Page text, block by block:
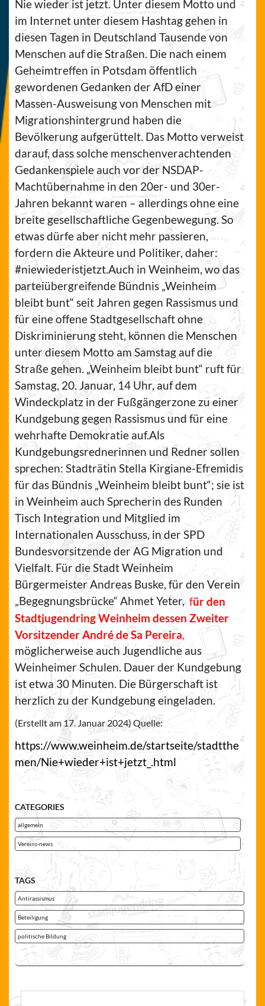
Nie wieder ist jetzt. Unter diesem Motto und
im Internet unter diesem Hashtag gehen in
diesen Tagen in Deutschland Tausende von
Menschen auf die Straßen. Die nach einem
Geheimtreffen in Potsdam öffentlich
gewordenen Gedanken der AfD einer
Massen-Ausweisung von Menschen mit
Migrationshintergrund haben die
Bevölkerung aufgerüttelt. Das Motto verweist
darauf, dass solche menschenverachtenden
Gedankenspiele auch vor der NSDAP-
Machtübernahme in den 20er- und 30er-
Jahren bekannt waren – allerdings ohne eine
breite gesellschaftliche Gegenbewegung. So
etwas dürfe aber nicht mehr passieren,
fordern die Akteure und Politiker, daher:
#niewiederistjetzt.Auch in Weinheim, wo das
parteiübergreifende Bündnis „Weinheim
bleibt bunt“ seit Jahren gegen Rassismus und
für eine offene Stadtgesellschaft ohne
Diskriminierung steht, können die Menschen
unter diesem Motto am Samstag auf die
Straße gehen. „Weinheim bleibt bunt“ ruft für
Samstag, 20. Januar, 14 Uhr, auf dem
Windeckplatz in der Fußgängerzone zu einer
Kundgebung gegen Rassismus und für eine
wehrhafte Demokratie auf.Als
Kundgebungsrednerinnen und Redner sollen
sprechen: Stadträtin Stella Kirgiane-Efremidis
für das Bündnis „Weinheim bleibt bunt“; sie ist
in Weinheim auch Sprecherin des Runden
Tisch Integration und Mitglied im
Internationalen Ausschuss, in der SPD
Bundesvorsitzende der AG Migration und
Vielfalt. Für die Stadt Weinheim
Bürgermeister Andreas Buske, für den Verein
„Begegnungsbrücke“ Ahmet Yeter, für den
Stadtjugendring Weinheim dessen Zweiter
Vorsitzender André de Sa Pereira
möglicherweise auch Jugendliche aus
Weinheimer Schulen. Dauer der Kundgebung
ist etwa 30 Minuten. Die Bürgerschaft ist
herzlich zu der Kundgebung eingeladen.
(Erstellt am 17. Januar 2024) Quelle:
https://www.weinheim.de/startseite/stadtthe
men/Nie+wieder+ist+jetzt_.html
CATEGORIES
allgemein
Vereins-news
TAGS
Antirassismus
Beteiligung
politische Bildung